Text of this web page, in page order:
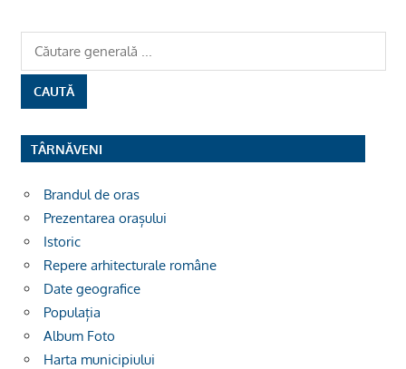
TÂRNĂVENI
Brandul de oras
Prezentarea orașului
Istoric
Repere arhitecturale române
Date geografice
Populația
Album Foto
Harta municipiului